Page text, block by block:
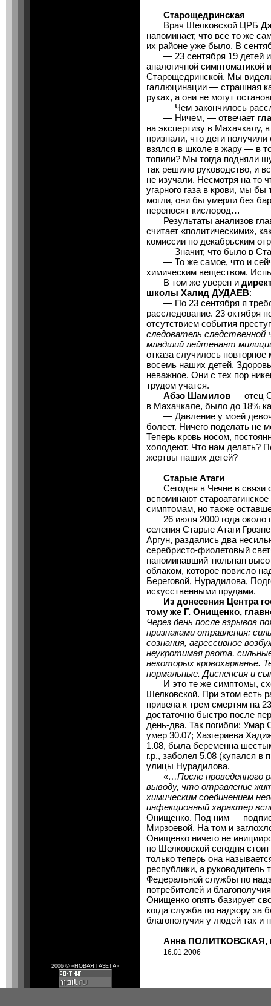
Старощедринская
Врач Шелковской ЦРБ
напоминает, что все то же
их районе уже было. В
— 23 сентября 19 детей и
аналогичной симптоматикой
Старощедринской. Мы
галлюцинации — страшная
руках, а они не могут
— Чем закончилось
— Ничем, — отвечает
на экспертизу в Махачкалу,
признали, что дети
взялся в школе в жару — в
топили? Мы тогда подняли
так решило руководство, и
не изучали. Несмотря на то
угарного газа в крови, мы
могли, они бы умерли без
переносят кислород…
Результаты анализов
считает «политическими»,
комиссии по декабрьским
— Значит, что было в
— То же самое, что и
химическим веществом.
В том же уверен и
школы Халид ДУДАЕВ:
— По 23 сентября я
расследование. 23 октября
отсутствием события
следователь
младший лейтенант
отказа случилось
восемь наших детей.
неважное. Они с тех пор
трудом учатся.
Абзо Шамилов — отец
в Махачкале, было до 18%
— Давление у моей
болеет. Ничего поделать не
Теперь кровь носом,
холодеют. Что нам делать?
жертвы наших детей?
Старые Атаги
Сегодня в Чечне в связи
вспоминают
симптомам, но также
26 июля 2000 года около
селения Старые Атаги
Аргун, раздались два
серебристо-фиолетовый
напоминавший тюльпан
облаком, которое повисло
Береговой, Нурадилова,
искусственными прудами.
Из донесения Центра
тому же Г. Онищенко,
Через день после взрывов
признаками отравления:
сознания, агрессивное
неукротимая рвота,
некоторых кровохарканье.
нормальные. Диспепсия и
И это те же симптомы,
Шелковской. При этом есть
привела к трем смертям на
достаточно быстро после
день-два. Так погибли: Умар
умер 30.07; Хазгериева
1.08, была беременна
г.р., заболел 5.08 (купался
улицы Нурадилова.
«…После проведенного
выводу, что отравление
химическим соединением
инфекционный характер
Онищенко. Под ним —
Мирзоевой. На том и
Онищенко ничего не
по Шелковской сегодня
только теперь она
республики, а руководитель
Федеральной службы по
потребителей и
Онищенко опять базирует
когда служба по надзору за
благополучия у людей так и
Анна ПОЛИТКОВСКАЯ,
16.01.2006
2006 © «НОВАЯ ГАЗЕТА»